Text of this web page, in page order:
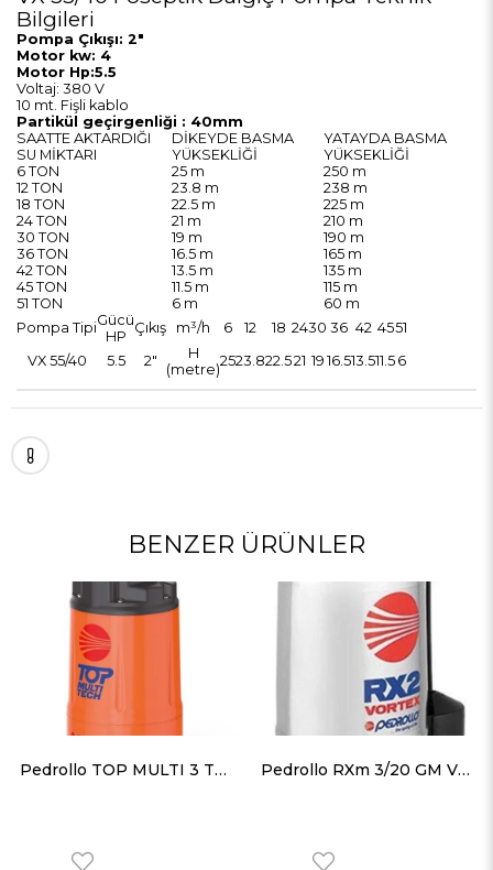
Bilgileri
Pompa Çıkışı: 2"
Motor kw: 4
Motor Hp:5.5
Voltaj: 380 V
10 mt. Fişli kablo
Partikül geçirgenliği : 40mm
SAATTE AKTARDIĞI
SU MİKTARI
DİKEYDE BASMA
YÜKSEKLİĞİ
YATAYDA BASMA
YÜKSEKLİĞİ
6 TON
25 m
250 m
12 TON
23.8 m
238 m
18 TON
22.5 m
225 m
24 TON
21 m
210 m
30 TON
19 m
190 m
36 TON
16.5 m
165 m
42 TON
13.5 m
135 m
45 TON
11.5 m
115 m
51 TON
6 m
60 m
Pompa TipiGücü
HP
Çıkış m³/h 6 12 18 2430 36 42 4551
VX 55/40
5.5 2"
H
(metre)
2523.822.521 19 16.513.511.5 6
BENZER ÜRÜNLER
Pedrollo TOP MULTI 3 TECH Otomatik Hidroforlu Drenaj Dalgıç Pompa Pedrollo RXm 3/20 GM VORTEX Gizli Flatörlü Full Paslanmaz Drenaj Dalgıç Pompa